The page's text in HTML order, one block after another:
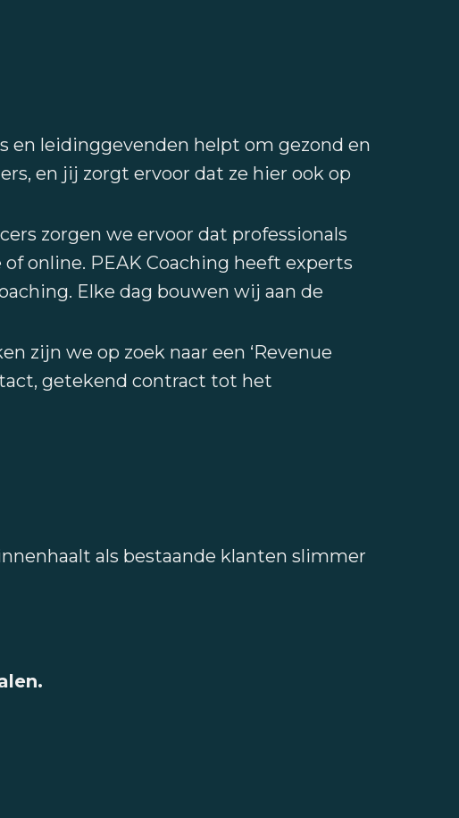
en leidinggevenden helpt om gezond en
en jij zorgt ervoor dat ze hier ook op
zorgen we ervoor dat professionals
online. PEAK Coaching heeft experts
Elke dag bouwen wij aan de
zijn we op zoek naar een ‘Revenue
getekend contract tot het
als bestaande klanten slimmer